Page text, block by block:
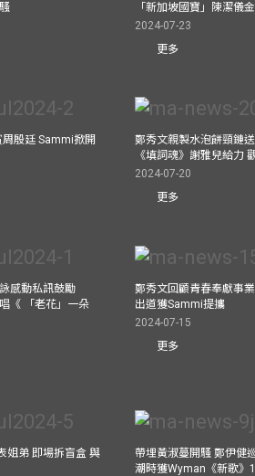
「新加坡國寶」陳潔儀
2024-07-23
更多
殷廷 Sammi掀開
鄭秀文親製水泡餅頸鏈
《填詞魂》謝雅兒給力
2024-07-20
更多
感動私訊鼓勵
《 「老花」一朵
鄭秀文回顧青春奉獻事
出道獲Sammi提攜
2024-07-15
更多
姐弟 即場拆盲盒 與
帶埋黃淑蔓開騷 鄭伊健
潮時獲Wyman《新歌》